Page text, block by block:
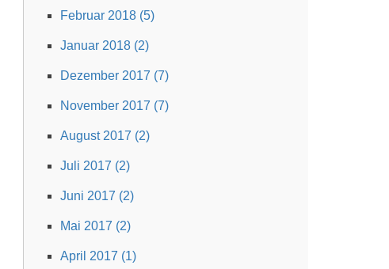
Februar 2018 (5)
Januar 2018 (2)
Dezember 2017 (7)
November 2017 (7)
August 2017 (2)
Juli 2017 (2)
Juni 2017 (2)
Mai 2017 (2)
April 2017 (1)